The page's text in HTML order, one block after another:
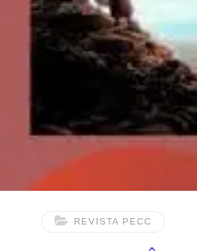
inclusive o número da
PEDAGÓGICA Em
versos, respectivamente.
com todos os presentes,
REVISTA PECC